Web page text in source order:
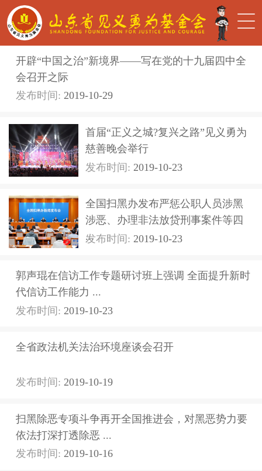
开辟“中国之治”新境界――写在党的十九届四中全
会召开之际
发布时间: 2019-10-29
首届“正义之城?复兴之路”见义勇为
慈善晚会举行
发布时间: 2019-10-23
全国扫黑办发布严惩公职人员涉黑
涉恶、办理非法放贷刑事案件等四
...
发布时间: 2019-10-23
郭声琨在信访工作专题研讨班上强调 全面提升新时
代信访工作能力 ...
发布时间: 2019-10-23
全省政法机关法治环境座谈会召开
发布时间: 2019-10-19
扫黑除恶专项斗争再开全国推进会，对黑恶势力要
依法打深打透除恶 ...
发布时间: 2019-10-16